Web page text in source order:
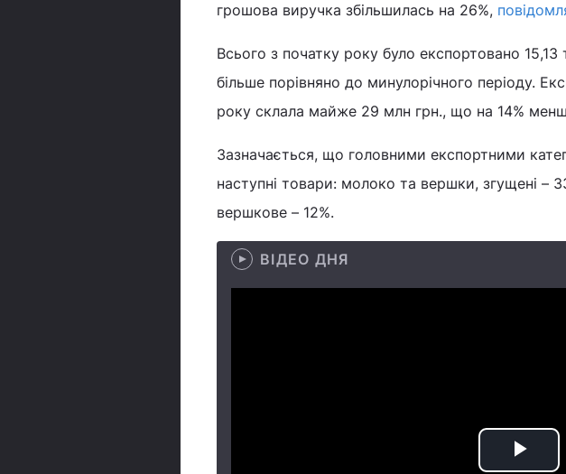
грошова виручка збільшилась на 26%,
Всього з початку року було експортовано
більше порівняно до минулорічного періоду.
року склала майже 29 млн грн., що на 14%
Зазначається, що головними експортними
наступні товари: молоко та вершки, згущені –
вершкове – 12%.
ВІДЕО ДНЯ